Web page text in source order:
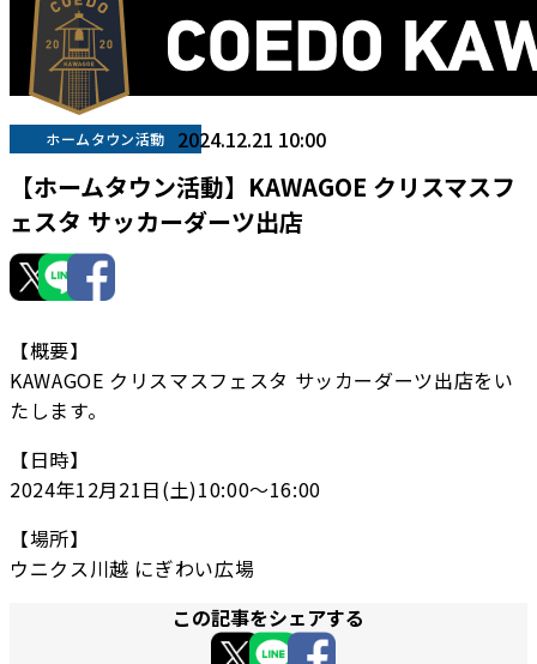
ホームタウン活動 2024.12.21 10:00
【ホームタウン活動】KAWAGOE クリスマスフ
ェスタ サッカーダーツ出店
【概要】
KAWAGOE クリスマスフェスタ サッカーダーツ出店をい
たします。
【日時】
2024年12月21日(土)10:00〜16:00
【場所】
ウニクス川越 にぎわい広場
この記事をシェアする